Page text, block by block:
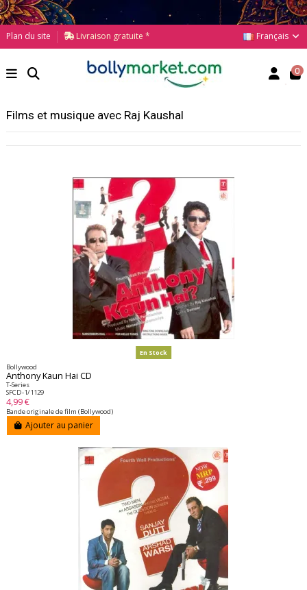
Plan du site Livraison gratuite * Français
0
Films et musique avec Raj Kaushal
En Stock
Bollywood
Anthony Kaun Hai CD
T-Series
SFCD-1/1129
4,99 €
Bande originale de film (Bollywood)
Ajouter au panier